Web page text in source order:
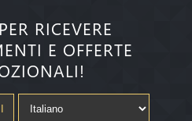
RICEVERE
E OFFERTE